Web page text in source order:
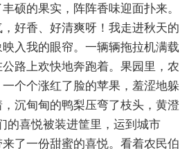
硕的果实，阵阵香味迎面扑来。
好香、好清爽呀！我走进秋天的
入我的眼帘。一辆辆拖拉机满载
路上欢快地奔跑着。果园里，农
个个涨红了脸的苹果，羞涩地躲
沉甸甸的鸭梨压弯了枝头，黄澄
的喜悦被装进筐里，运到城市
了一份甜蜜的喜悦。看着农民伯